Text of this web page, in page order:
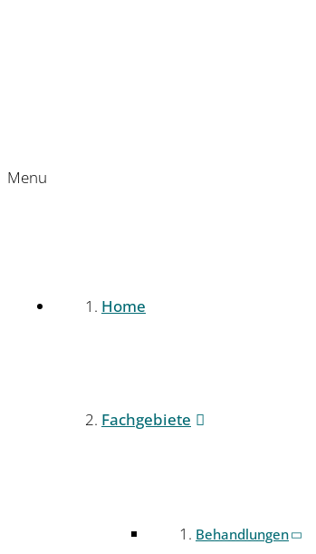
Menu
Home
Fachgebiete
Behandlungen